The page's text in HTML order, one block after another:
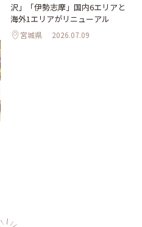
沢」「伊勢志摩」国内6エリアと
海外1エリアがリニューアル
宮城県 2026.07.09